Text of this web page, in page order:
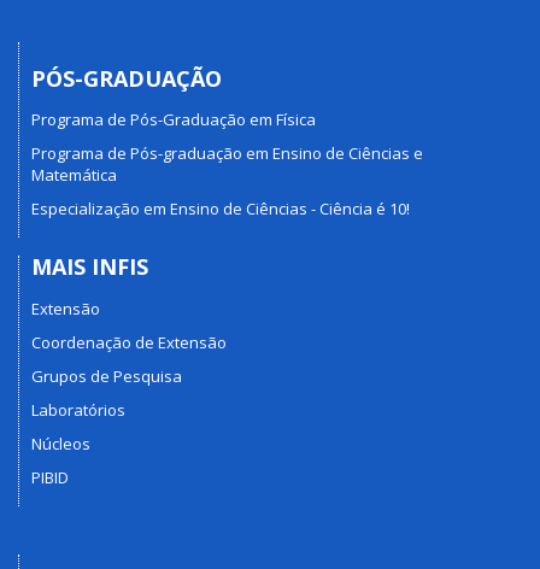
PÓS-GRADUAÇÃO
Programa de Pós-Graduação em Física
Programa de Pós-graduação em Ensino de Ciências e
Matemática
Especialização em Ensino de Ciências - Ciência é 10!
MAIS INFIS
Extensão
Coordenação de Extensão
Grupos de Pesquisa
Laboratórios
Núcleos
PIBID